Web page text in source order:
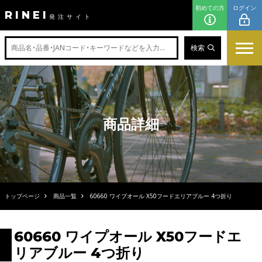
RINEI 発注サイト
初めての方 ログイン
検索
商品詳細
トップページ 商品一覧 60660 ワイプオール X50フードエリアブルー 4つ折り
60660 ワイプオール X50フードエ
リアブルー 4つ折り